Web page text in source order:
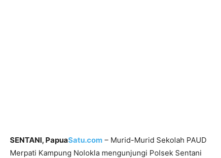
SENTANI, PapuaSatu.com – Murid-Murid Sekolah PAUD
Merpati Kampung Nolokla mengunjungi Polsek Sentani